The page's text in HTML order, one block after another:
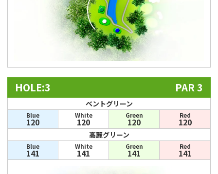
HOLE:3 PAR 3
ベントグリーン
Blue
120
White
120
Green
120
Red
120
高麗グリーン
Blue
141
White
141
Green
141
Red
141